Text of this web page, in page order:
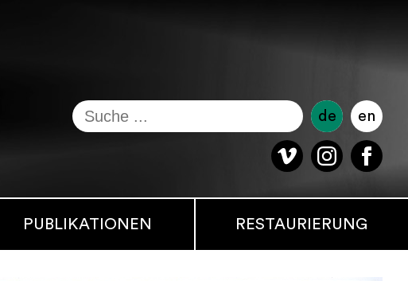
de en
PUBLIKATIONEN RESTAURIERUNG